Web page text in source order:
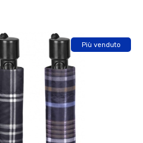
Più venduto